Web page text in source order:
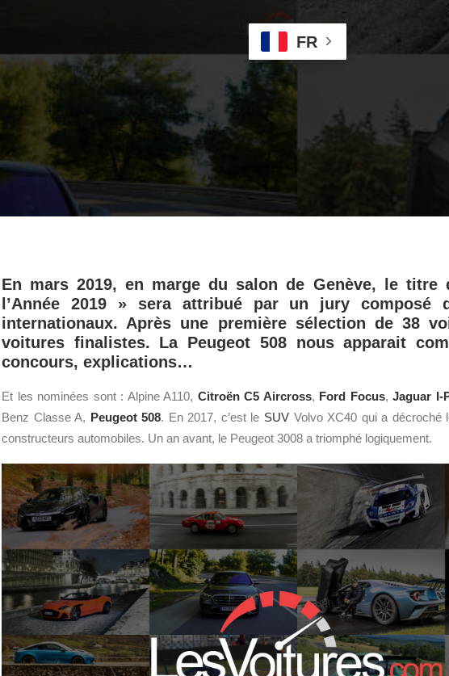
FR
En mars 2019, en marge du salon de Genève, le titre
l’Année 2019 » sera attribué par un jury composé
internationaux. Après une première sélection de 38
voitures finalistes. La Peugeot 508 nous apparait
concours, explications…
Et les nominées sont : Alpine A110, CitroënC5 Aircross, Ford Focus, Jaguar I-
Benz Classe A, Peugeot508. En 2017, c’est le SUVVolvo XC40 qui a décroché
constructeurs automobiles. Un an avant, le Peugeot 3008 a triomphé logiquement.